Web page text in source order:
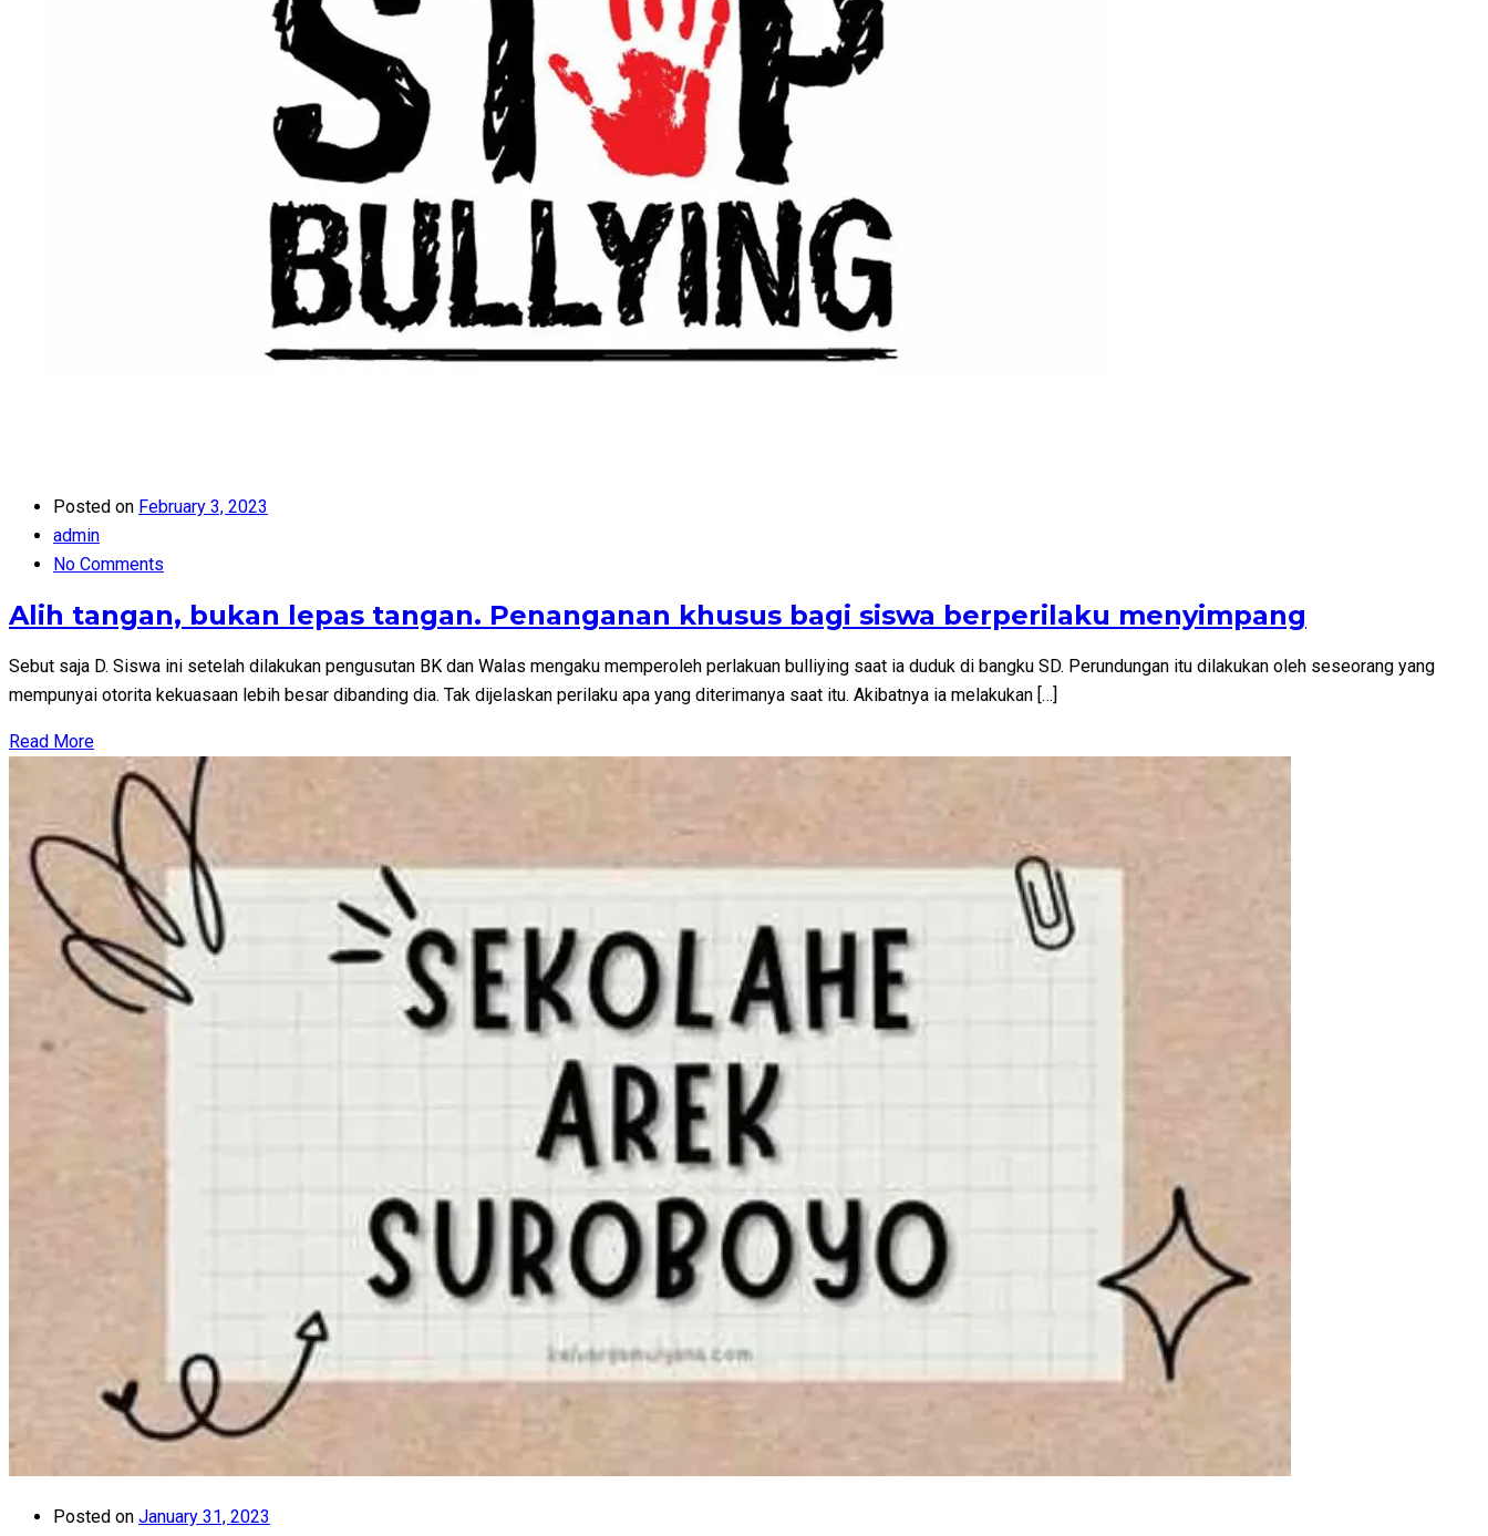
Posted on February 3, 2023
admin
No Comments
Alih tangan, bukan lepas tangan. Penanganan khusus bagi siswa berperilaku menyimpang
Sebut saja D. Siswa ini setelah dilakukan pengusutan BK dan Walas mengaku memperoleh perlakuan bulliying saat ia duduk di bangku SD. Perundungan itu dilakukan oleh seseorang yang
mempunyai otorita kekuasaan lebih besar dibanding dia. Tak dijelaskan perilaku apa yang diterimanya saat itu. Akibatnya ia melakukan […]
Read More
Posted on January 31, 2023